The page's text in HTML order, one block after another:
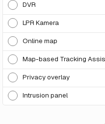
DVR
LPR Kamera
Online map
Map-based Tracking
Privacy overlay
Intrusion panel